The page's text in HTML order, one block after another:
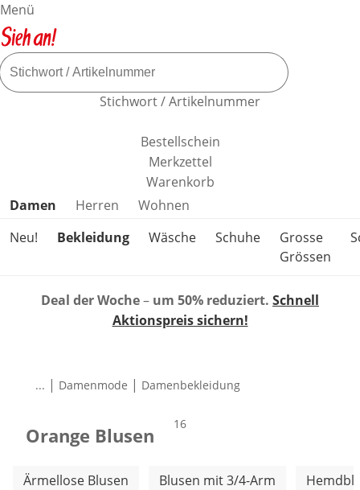
Menü
Stichwort / Artikelnummer
Bestellschein
Merkzettel
Warenkorb
Produktkategorien überspringen
Damen Herren
Wohnen
Neu!
Bekleidung Wäsche Schuhe
Grosse
Grössen
Deal der Woche– um 50% reduziert. Schnell
Aktionspreis sichern!
... | Damenmode | Damenbekleidung
Orange Blusen Produkte
16
Weitere Kategorien überspringen
Ärmellose Blusen Blusen mit 3/4-Arm